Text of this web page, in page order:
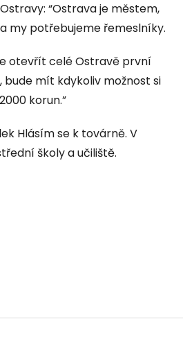
“Ostrava je městem,
my potřebujeme řemeslníky.
otevřít celé Ostravě první
bude mít kdykoliv možnost si
korun.”
Hlásím se k továrně. V
školy a učiliště.